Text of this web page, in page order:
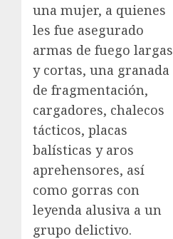
una mujer, a quienes
les fue asegurado
armas de fuego largas
y cortas, una granada
de fragmentación,
cargadores, chalecos
tácticos, placas
balísticas y aros
aprehensores, así
como gorras con
leyenda alusiva a un
grupo delictivo.